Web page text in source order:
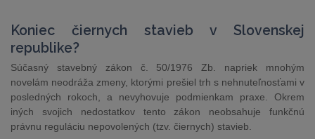
Koniec čiernych stavieb v Slovenskej
republike?
Súčasný stavebný zákon č. 50/1976 Zb. napriek mnohým
novelám neodráža zmeny, ktorými prešiel trh s nehnuteľnosťami v
posledných rokoch, a nevyhovuje podmienkam praxe. Okrem
iných svojich nedostatkov tento zákon neobsahuje funkčnú
právnu reguláciu nepovolených (tzv. čiernych) stavieb.